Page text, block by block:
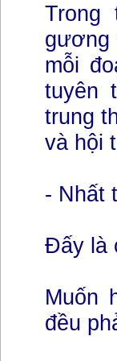
Trong
gương
mỗi
tuyên
trung
và hội
- Nhất
Đấy là
Muốn
đều